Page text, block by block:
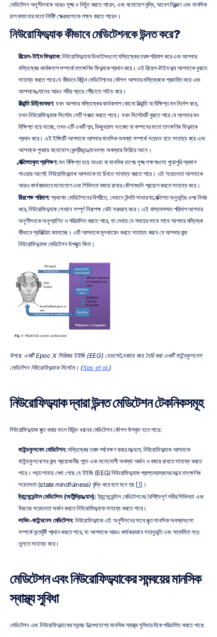
মেডিটেশন অনুশীলনকে আরও সূক্ষ্ম ও নিখুঁত করতে পারেন, এবং মনোযোগ বৃদ্ধি, আবেগ নিয়ন্ত্রণ এবং মানসিক
চাপ কমানোর মতো নির্দিষ্ট ক্ষেত্রগুলোকে লক্ষ্য করতে পারেন।
নিউরোফিডব্যাক কীভাবে মেডিটেশনকে উন্নত করে?
রিয়েল-টাইম ফিডব্যাক: নিউরোফিডব্যাক ডিভাইসগুলো মস্তিষ্কের তরঙ্গ পরিমাপ করে এবং আপনার
মস্তিষ্কের কার্যকলাপ সম্পর্কে তাৎক্ষণিক ফিডব্যাক প্রদান করে। এই রিয়েল-টাইম তথ্য আপনাকে বুঝতে
সাহায্য করতে পারে যে কীভাবে বিভিন্ন মেডিটেশনের কৌশল আপনার মস্তিষ্ককে প্রভাবিত করে এবং
আপনাকে ধ্যানের আরও গভীর স্তরে পৌঁছাতে গাইড করে।
বিভ্রান্তি চিহ্নিতকরণ: যখন আপনার মস্তিষ্কের কার্যকলাপ কোনো বিভ্রান্তি বা বিক্ষিপ্ত মন নির্দেশ করে,
তখন নিউরোফিডব্যাক সিস্টেম সেটি শনাক্ত করতে পারে। যখন সিস্টেমটি বুঝতে পারে যে আপনার মন
বিক্ষিপ্ত হয়ে যাচ্ছে, তখন এটি একটি শব্দ, ভিজ্যুয়াল সংকেত বা কম্পনের মতো তাৎক্ষণিক ফিডব্যাক
প্রদান করে। এই ইঙ্গিতটি আপনাকে আপনার মানসিক অবস্থা সম্পর্কে সচেতন হতে সাহায্য করে এবং
আপনাকে পুনরায় মনোযোগ কেন্দ্রীভূত ধ্যানমগ্ন অবস্থায় ফিরিয়ে আনে।
ব্যক্তিগতকৃত প্রশিক্ষণ: মন বিক্ষিপ্ত হয়ে যাওয়া বা মানসিক চাপের সূক্ষ্ম লক্ষণগুলো পুরোপুরি প্রকাশ
পাওয়ার আগেই নিউরোফিডব্যাক আপনাকে তা চিনতে সাহায্য করতে পারে। এই সচেতনতা আপনাকে
আরও কার্যকরভাবে মনোযোগ এবং শিথিলতা বজায় রাখার কৌশলগুলি প্রয়োগ করতে সাহায্য করে।
নিরপেক্ষ পরিমাপ: প্রথাগত মেডিটেশনের বিপরীতে, যেখানে উন্নতি সাধারণত ব্যক্তিগত অনুভূতির ওপর নির্ভর
করে, নিউরোফিডব্যাক সেখানে সম্পূর্ণ নিরপেক্ষ ডেটা সরবরাহ করে। এই বাস্তবসম্মত পরিমাপ আপনার
অনুশীলনকে অনুপ্রাণিত ও পরিচালিত করতে পারে, যা দেখায় যে সময়ের সাথে সাথে আপনার মস্তিষ্ক
কীভাবে প্রতিক্রিয়া জানাচ্ছে। এটি আপনাকে মূলকায়েন করতে সাহায্য করবে যে আপনার জন্য
নিউরোফিডব্যাক মেডিটেশন উপযুক্ত কিনা।
উপরে: একটি Epoc X সিরিজর ইইজি (EEG) হেডসেট ব্যবহার করে তৈরি করা একটি মাইন্ডফুলনেস
মেডিটেশন নিউরোফিডব্যাক সিস্টেম। (Sas et al.)
নিউরোফিডব্যাক দ্বারা উন্নত মেডিটেশন টেকনিকসমূহ
নিউরোফিডব্যাক যুক্ত করার ফলে বিভিন্ন ধরনের মেডিটেশন কৌশল উপকৃত হতে পারে:
মাইন্ডফুলনেস মেডিটেশন: মস্তিষ্কের তরঙ্গ পর্যবেক্ষণ করার মাধ্যমে, নিউরোফিডব্যাক আপনাকে
মাইন্ডফুলনেসের জন্য প্রয়োজনীয় শান্ত এবং মনোযোগী অবস্থা অর্জন ও বজায় রাখতে সাহায্য করতে
পারে। পড়াশোনায় দেখা গেছে যে ইইজি (EEG) নিউরোফিডব্যাক প্রাপ্তবয়স্কদের মধ্যে তাৎক্ষণিক
সচেতনতা (state mindfulness) বৃদ্ধি করে বলে মনে হয় [1]।
ট্রান্সেন্ডেন্টাল মেডিটেশন (অতীন্দ্রিয় ধ্যান): ট্রান্সেন্ডেন্টাল মেডিটেশনের বৈশিষ্ট্যপূর্ণ গভীর শিথিলতা এবং
উচ্চতর সচেতনতা অর্জন করতে নিউরোফিডব্যাক সাহায্য করতে পারে।
লাভিং-কাইন্ডনেস মেডিটেশন: নিউরোফিডব্যাক এই অনুশীলনের সাথে যুক্ত মানসিক অবস্থাগুলো
সম্পর্কে অন্তর্দৃষ্টি প্রদান করতে পারে, যা আপনাকে আরও কার্যকরভাবে সহানুভূতি এবং সহমর্মিতা গড়ে
তুলতে সাহায্য করে।
মেডিটেশন এবং নিউরোফিডব্যাকের সমন্বয়ের মানসিক
স্বাস্থ্য সুবিধা
মেডিটেশন এবং নিউরোফিডব্যাকের সমন্বয় উল্লেখযোগ্য মানসিক স্বাস্থ্য সুবিধার দিকে পরিচালিত করতে পারে: